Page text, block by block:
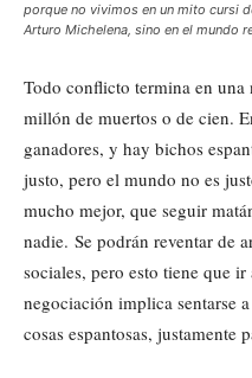
porque no vivimos en un mito cursi
Arturo Michelena, sino en el mundo
Todo conflicto termina en una
millón de muertos o de cien.
ganadores, y hay bichos
justo, pero el mundo no es
mucho mejor, que seguir
nadie. Se podrán reventar de
sociales, pero esto tiene que
negociación implica sentarse
cosas espantosas, justamente